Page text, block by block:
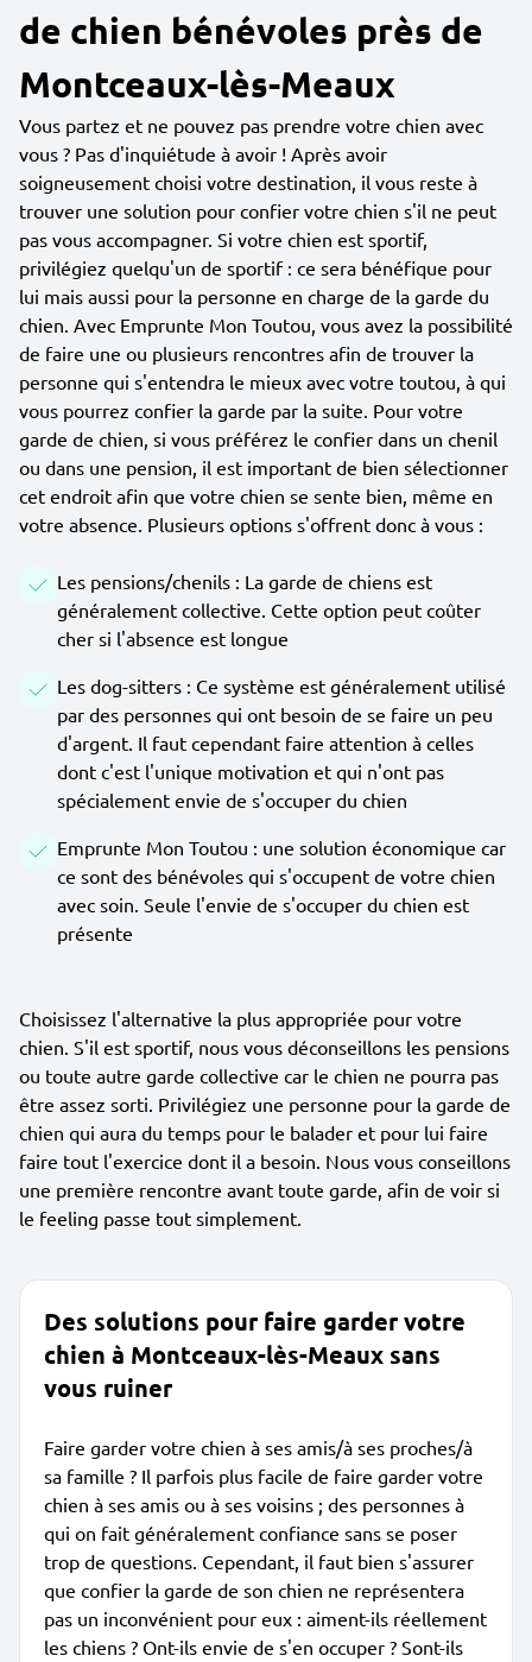
de chien bénévoles près de
Montceaux-lès-Meaux
Vous partez et ne pouvez pas prendre votre chien avec
vous ? Pas d'inquiétude à avoir ! Après avoir
soigneusement choisi votre destination, il vous reste à
trouver une solution pour confier votre chien s'il ne peut
pas vous accompagner. Si votre chien est sportif,
privilégiez quelqu'un de sportif : ce sera bénéfique pour
lui mais aussi pour la personne en charge de la garde du
chien. Avec Emprunte Mon Toutou, vous avez la possibilité
de faire une ou plusieurs rencontres afin de trouver la
personne qui s'entendra le mieux avec votre toutou, à qui
vous pourrez confier la garde par la suite. Pour votre
garde de chien, si vous préférez le confier dans un chenil
ou dans une pension, il est important de bien sélectionner
cet endroit afin que votre chien se sente bien, même en
votre absence. Plusieurs options s'offrent donc à vous :
Les pensions/chenils : La garde de chiens est
généralement collective. Cette option peut coûter
cher si l'absence est longue
Les dog-sitters : Ce système est généralement utilisé
par des personnes qui ont besoin de se faire un peu
d'argent. Il faut cependant faire attention à celles
dont c'est l'unique motivation et qui n'ont pas
spécialement envie de s'occuper du chien
Emprunte Mon Toutou : une solution économique car
ce sont des bénévoles qui s'occupent de votre chien
avec soin. Seule l'envie de s'occuper du chien est
présente
Choisissez l'alternative la plus appropriée pour votre
chien. S'il est sportif, nous vous déconseillons les pensions
ou toute autre garde collective car le chien ne pourra pas
être assez sorti. Privilégiez une personne pour la garde de
chien qui aura du temps pour le balader et pour lui faire
faire tout l'exercice dont il a besoin. Nous vous conseillons
une première rencontre avant toute garde, afin de voir si
le feeling passe tout simplement.
Des solutions pour faire garder votre
chien à Montceaux-lès-Meaux sans
vous ruiner
Faire garder votre chien à ses amis/à ses proches/à
sa famille ? Il parfois plus facile de faire garder votre
chien à ses amis ou à ses voisins ; des personnes à
qui on fait généralement confiance sans se poser
trop de questions. Cependant, il faut bien s'assurer
que confier la garde de son chien ne représentera
pas un inconvénient pour eux : aiment-ils réellement
les chiens ? Ont-ils envie de s'en occuper ? Sont-ils